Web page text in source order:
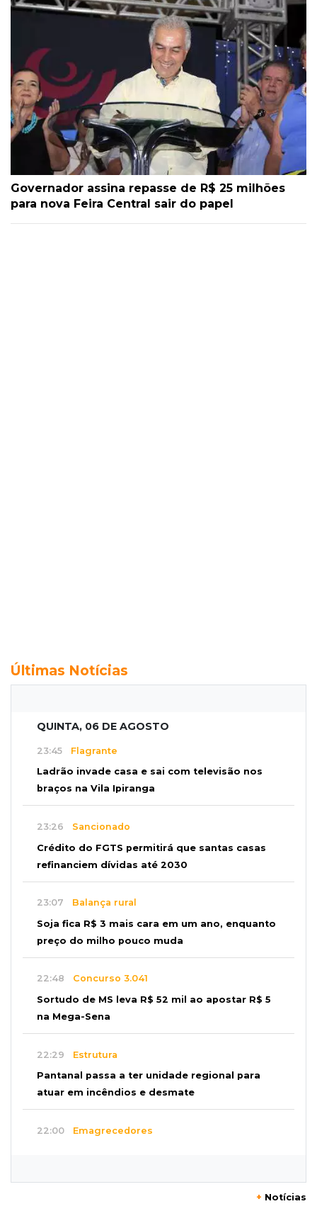
Governador assina repasse de R$ 25 milhões
para nova Feira Central sair do papel
Últimas Notícias
QUINTA, 06 DE AGOSTO
23:45 Flagrante
Ladrão invade casa e sai com televisão nos
braços na Vila Ipiranga
23:26 Sancionado
Crédito do FGTS permitirá que santas casas
refinanciem dívidas até 2030
23:07 Balança rural
Soja fica R$ 3 mais cara em um ano, enquanto
preço do milho pouco muda
22:48 Concurso 3.041
Sortudo de MS leva R$ 52 mil ao apostar R$ 5
na Mega-Sena
22:29 Estrutura
Pantanal passa a ter unidade regional para
atuar em incêndios e desmate
22:00 Emagrecedores
+ Notícias